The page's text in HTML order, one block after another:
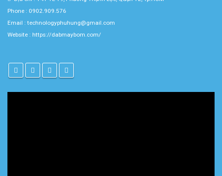
Phone : 0902.909.576
Email : technologyphuhung@gmail.com
Website : https://dabmaybom.com/